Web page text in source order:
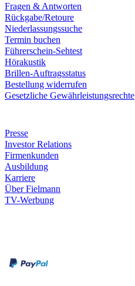
Fragen & Antworten
Rückgabe/Retoure
Niederlassungssuche
Termin buchen
Führerschein-Sehtest
Hörakustik
Brillen-Auftragsstatus
Bestellung widerrufen
Gesetzliche Gewährleistungsrechte
Presse
Investor Relations
Firmenkunden
Ausbildung
Karriere
Über Fielmann
TV-Werbung